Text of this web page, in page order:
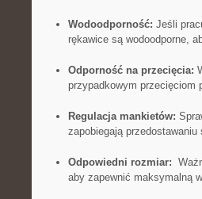
Wodoodporność: Jeśli
rękawice⁣ są wodoodporne,
Odporność na przecięcia:
przypadkowym przecięciom
Regulacja mankietów:
zapobiegają
Odpowiedni rozmiar:
aby zapewnić maksymalną